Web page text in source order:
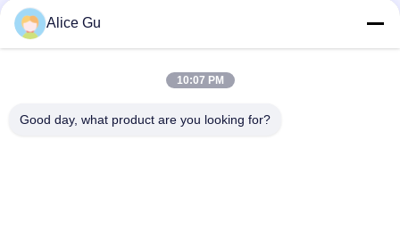
स्टेनलेस स्टील 304 सामग्री जूस प्रसंस्करण उपकरण रस प्रसंस्करण के लिए
डबल फिल्टर
Alice Gu
10:07 PM
Good day, what product are you looking for?